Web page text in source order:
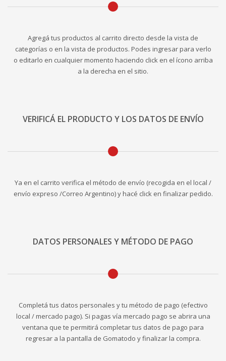
Agregá tus productos al carrito directo desde la vista de
categorías o en la vista de productos. Podes ingresar para verlo
o editarlo en cualquier momento haciendo click en el ícono arriba
a la derecha en el sitio.
VERIFICÁ EL PRODUCTO Y LOS DATOS DE ENVÍO
Ya en el carrito verifica el método de envío (recogida en el local /
envío expreso /Correo Argentino) y hacé click en finalizar pedido.
DATOS PERSONALES Y MÉTODO DE PAGO
Completá tus datos personales y tu método de pago (efectivo
local / mercado pago). Si pagas vía mercado pago se abrira una
ventana que te permitirá completar tus datos de pago para
regresar a la pantalla de Gomatodo y finalizar la compra.